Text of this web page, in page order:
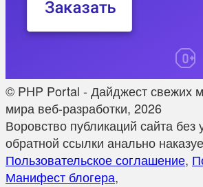
© PHP Portal - Дайджест свежих
мира веб-разработки, 2026
Воровство публикаций сайта без
обратной ссылки анально
Пользовательское соглашение,
Манифест блогера,